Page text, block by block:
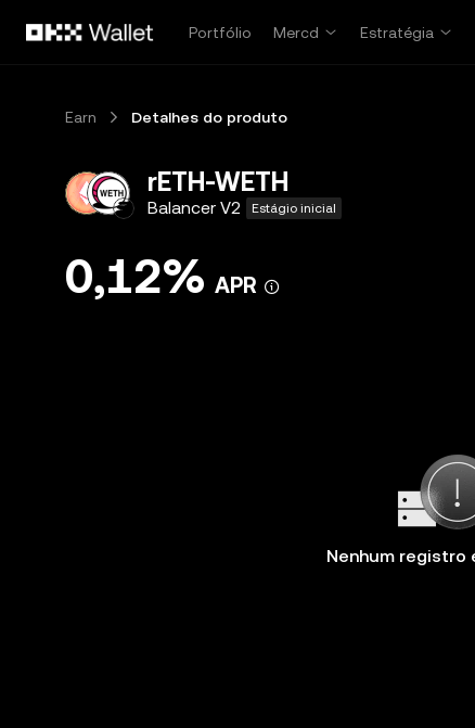
Portfólio
Mercd Estratégia
Earn Detalhes do produto
rETH-WETH
Balancer V2 Estágio inicial
0,12% APR
Nenhum registro